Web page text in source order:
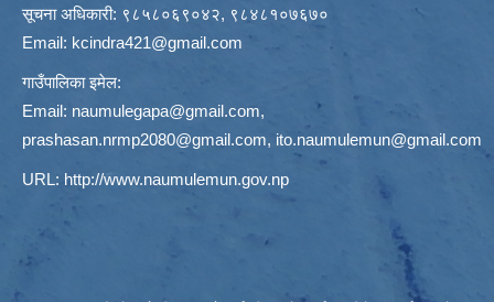
सूचना अधिकारी: ९८५८०६९०४२, ९८४८१०७६७०
Email: kcindra421@gmail.com
गाउँपालिका इमेल:
Email: naumulegapa@gmail.com,
prashasan.nrmp2080@gmail.com, ito.naumulemun@gmail.com
URL: http://www.naumulemun.gov.np